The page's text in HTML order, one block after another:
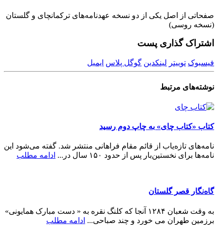
صفحاتى از اصل یکى از دو نسخه عهدنامه‌هاى ترکمانچاى و گلستان
(نسخه روسی)
اشتراک گذاری پست
فیسبوک توییتر لینکدین گوگل پلاس ایمیل
نوشته‌های مرتبط
کتاب «کتاب چای» به چاپ دوم رسید
نامه‌های تازه‌یاب از قائم مقام فراهانی منتشر شد. گفته می‌شود این
نامه‌ها برای نخستین‌بار پس از حدود ۱۵۰ سال در...
ادامه مطلب
گاه‌نگار قصر گلستان
به وقت شعبان ۱۲۸۴ آنجا که کلنگ نقره به « دست مبارک همایونی»
برزمین طهران می خورد و چند صباحی... ادامه مطلب